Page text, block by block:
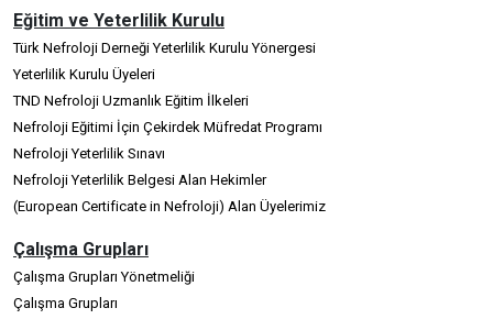
Eğitim ve Yeterlilik Kurulu
Türk Nefroloji Derneği Yeterlilik Kurulu Yönergesi
Yeterlilik Kurulu Üyeleri
TND Nefroloji Uzmanlık Eğitim İlkeleri
Nefroloji Eğitimi İçin Çekirdek Müfredat Programı
Nefroloji Yeterlilik Sınavı
Nefroloji Yeterlilik Belgesi Alan Hekimler
(European Certificate in Nefroloji) Alan Üyelerimiz
Çalışma Grupları
Çalışma Grupları Yönetmeliği
Çalışma Grupları